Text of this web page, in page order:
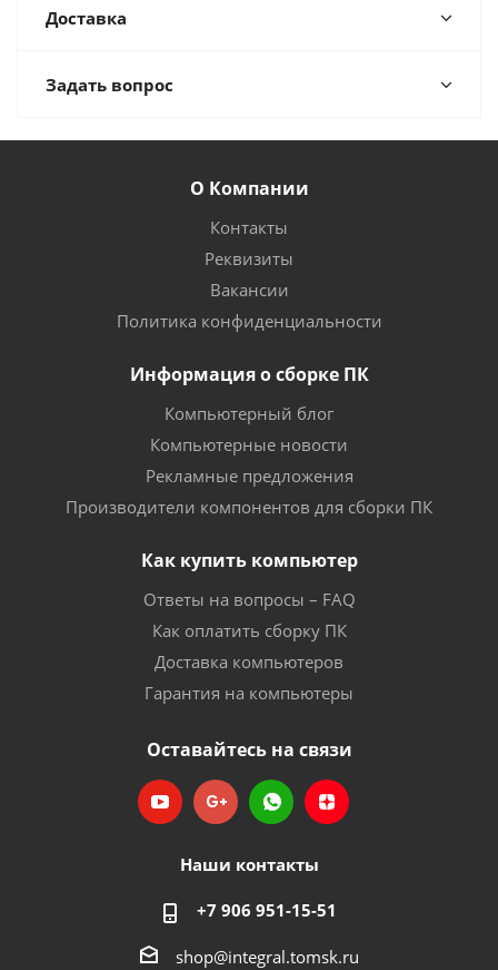
Доставка
Задать вопрос
О Компании
Контакты
Реквизиты
Вакансии
Политика конфиденциальности
Информация о сборке ПК
Компьютерный блог
Компьютерные новости
Рекламные предложения
Производители компонентов для сборки ПК
Как купить компьютер
Ответы на вопросы – FAQ
Как оплатить сборку ПК
Доставка компьютеров
Гарантия на компьютеры
Оставайтесь на связи
Наши контакты
+7 906 951-15-51
shop@integral.tomsk.ru